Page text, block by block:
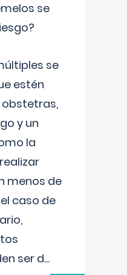
se
se
estén
y un
la
menos de
caso de
ser d...